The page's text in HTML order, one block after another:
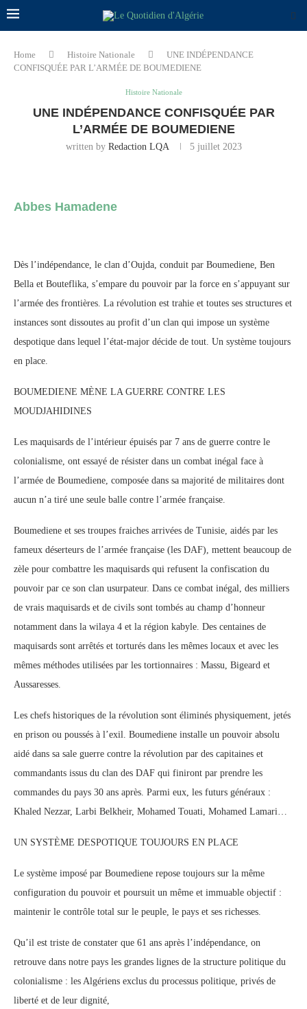
Home Histoire Nationale
UNE INDÉPENDANCE
CONFISQUÉE PAR L’ARMÉE DE BOUMEDIENE
Histoire Nationale
UNE INDÉPENDANCE CONFISQUÉE PAR
L’ARMÉE DE BOUMEDIENE
written by Redaction LQA 5 juillet 2023
Abbes Hamadene
Dès l’indépendance, le clan d’Oujda, conduit par Boumediene, Ben
Bella et Bouteflika, s’empare du pouvoir par la force en s’appuyant sur
l’armée des frontières. La révolution est trahie et toutes ses structures et
instances sont dissoutes au profit d’un clan qui impose un système
despotique dans lequel l’état-major décide de tout. Un système toujours
en place.
BOUMEDIENE MÈNE LA GUERRE CONTRE LES
MOUDJAHIDINES
Les maquisards de l’intérieur épuisés par 7 ans de guerre contre le
colonialisme, ont essayé de résister dans un combat inégal face à
l’armée de Boumediene, composée dans sa majorité de militaires dont
aucun n’a tiré une seule balle contre l’armée française.
Boumediene et ses troupes fraiches arrivées de Tunisie, aidés par les
fameux déserteurs de l’armée française (les DAF), mettent beaucoup de
zèle pour combattre les maquisards qui refusent la confiscation du
pouvoir par ce son clan usurpateur. Dans ce combat inégal, des milliers
de vrais maquisards et de civils sont tombés au champ d’honneur
notamment dans la wilaya 4 et la région kabyle. Des centaines de
maquisards sont arrêtés et torturés dans les mêmes locaux et avec les
mêmes méthodes utilisées par les tortionnaires : Massu, Bigeard et
Aussaresses.
Les chefs historiques de la révolution sont éliminés physiquement, jetés
en prison ou poussés à l’exil. Boumediene installe un pouvoir absolu
aidé dans sa sale guerre contre la révolution par des capitaines et
commandants issus du clan des DAF qui finiront par prendre les
commandes du pays 30 ans après. Parmi eux, les futurs généraux :
Khaled Nezzar, Larbi Belkheir, Mohamed Touati, Mohamed Lamari…
UN SYSTÈME DESPOTIQUE TOUJOURS EN PLACE
Le système imposé par Boumediene repose toujours sur la même
configuration du pouvoir et poursuit un même et immuable objectif :
maintenir le contrôle total sur le peuple, le pays et ses richesses.
Qu’il est triste de constater que 61 ans après l’indépendance, on
retrouve dans notre pays les grandes lignes de la structure politique du
colonialisme : les Algériens exclus du processus politique, privés de
liberté et de leur dignité,